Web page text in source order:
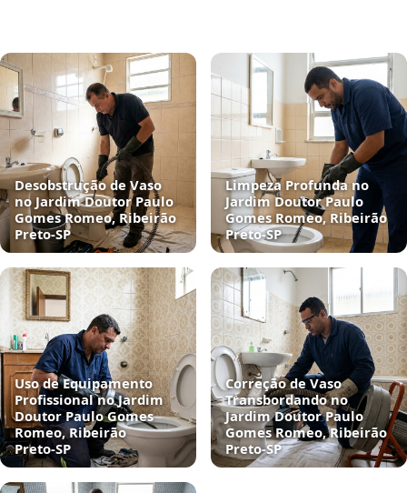
Desobstrução de Vaso
no Jardim Doutor Paulo
Gomes Romeo, Ribeirão
Preto‑SP
Limpeza Profunda no
Jardim Doutor Paulo
Gomes Romeo, Ribeirão
Preto‑SP
Uso de Equipamento
Profissional no Jardim
Doutor Paulo Gomes
Romeo, Ribeirão
Preto‑SP
Correção de Vaso
Transbordando no
Jardim Doutor Paulo
Gomes Romeo, Ribeirão
Preto‑SP